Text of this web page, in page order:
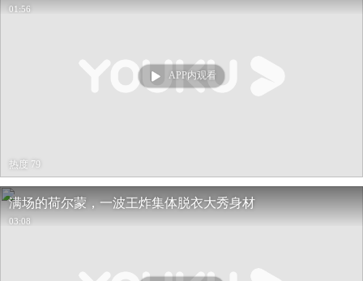
01:56
APP内观看
热度 79
满场的荷尔蒙，一波王炸集体脱衣大秀身材
03:08